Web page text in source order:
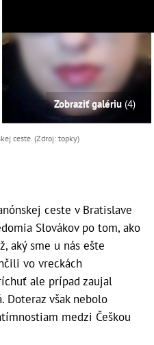
Zobraziť galériu (4)
ceste. (Zdroj: topky)
ceste v Bratislave
Slovákov po tom, ako
aký sme u nás ešte
vo vreckách
ale prípad zaujal
Doteraz však nebolo
medzi Češkou